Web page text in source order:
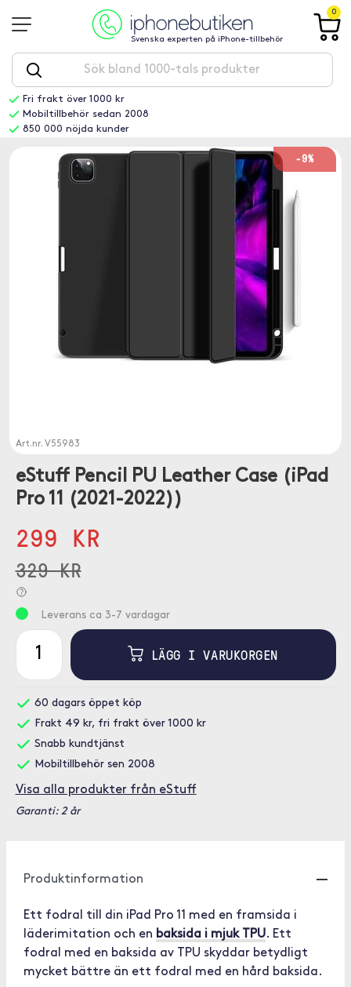
Svenska experten på iPhone-tillbehör
0
Fri frakt över 1000 kr
Mobiltillbehör sedan 2008
850 000 nöjda kunder
-9%
Art.nr. V55983
eStuff Pencil PU Leather Case (iPad
Pro 11 (2021-2022))
299 KR
329 KR
Leverans ca 3-7 vardagar
LÄGG I VARUKORGEN
60 dagars öppet köp
Frakt 49 kr, fri frakt över 1000 kr
Snabb kundtjänst
Mobiltillbehör sen 2008
Visa alla produkter från eStuff
Garanti: 2 år
Produktinformation
Ett fodral till din iPad Pro 11 med en framsida i
läderimitation och en baksida i mjuk TPU. Ett
fodral med en baksida av TPU skyddar betydligt
mycket bättre än ett fodral med en hård baksida.